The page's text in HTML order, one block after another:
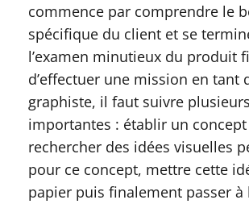
commence par comprendre le
spécifique du client et se
l’examen minutieux du produit
d’effectuer une mission en tant
graphiste, il faut suivre
importantes : établir un
rechercher des idées visuelles
pour ce concept, mettre cette
papier puis finalement passer à